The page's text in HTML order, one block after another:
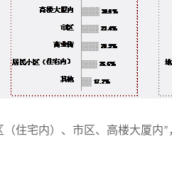
（住宅内）、市区、高楼大厦内”